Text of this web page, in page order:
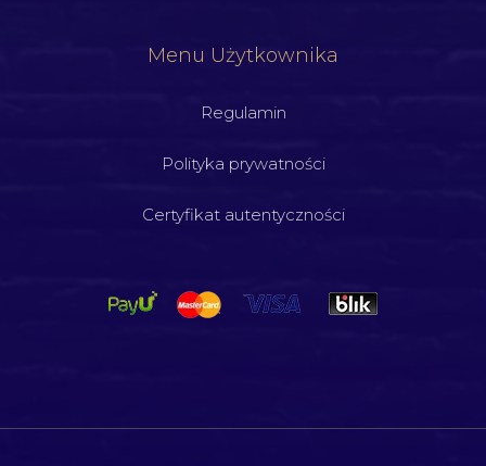
Menu Użytkownika
Regulamin
Polityka prywatności
Certyfikat autentyczności